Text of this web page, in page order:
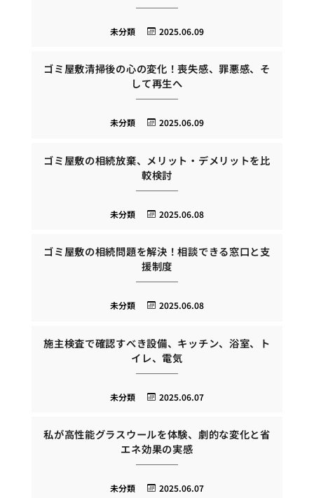
2025.06.09
未分類
ゴミ屋敷清掃後の心の変化！喪失感、罪悪感、そ
して再生へ
2025.06.09
未分類
ゴミ屋敷の相続放棄、メリット・デメリットを比
較検討
2025.06.08
未分類
ゴミ屋敷の相続問題を解決！相談できる窓口と支
援制度
2025.06.08
未分類
施主検査で確認すべき設備、キッチン、浴室、ト
イレ、電気
2025.06.07
未分類
私が高性能グラスウールを体験、劇的な変化と省
エネ効果の実感
2025.06.07
未分類